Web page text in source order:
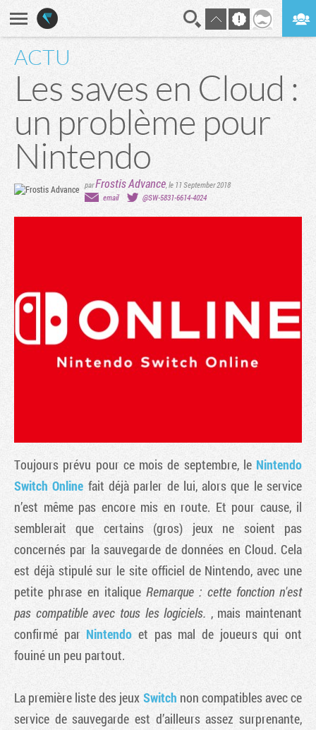
ACTU
Les saves en Cloud :
un problème pour
Nintendo
parFrostis Advance,le 11 September 2018
email
@SW-5831-6614-4024
Toujours prévu pour ce mois de septembre, le Nintendo
Switch Online fait déjà parler de lui, alors que le service
n’est même pas encore mis en route. Et pour cause, il
semblerait que certains (gros) jeux ne soient pas
concernés par la sauvegarde de données en Cloud. Cela
est déjà stipulé sur le site officiel de Nintendo, avec une
petite phrase en italique Remarque : cette fonction n'est
pas compatible avec tous les logiciels. , mais maintenant
confirmé par Nintendoet pas mal de joueurs qui ont
fouiné un peu partout.
La première liste des jeux Switch non compatibles avec ce
service de sauvegarde est d’ailleurs assez surprenante,
Tribune